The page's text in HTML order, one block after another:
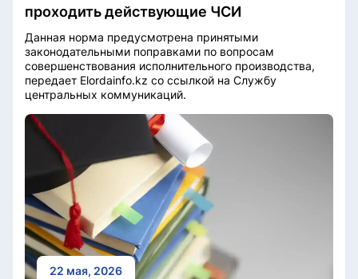
проходить действующие ЧСИ
Данная норма предусмотрена принятыми
законодательными поправками по вопросам
совершенствования исполнительного производства,
передает Elordainfo.kz со ссылкой на Службу
центральных коммуникаций.
22 мая, 2026